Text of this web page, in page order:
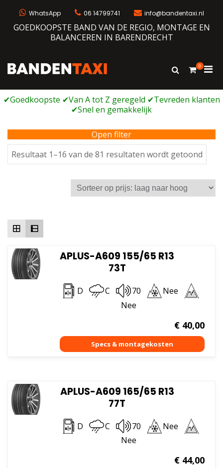
WhatsApp 06 14799741 info@bandentaxi.nl
GOEDKOOPSTE BAND VAN DE REGIO, MONTAGE EN
BALANCEREN IN BARENDRECHT
Bandengarage met eigen webshop
Toon
0
voor
Open filter
Resultaat 1–16 van de 81 resultaten wordt getoond
op
prijs:
laag
APLUS-A609 155/65 R13
73T
D C 70
Nee
Nee
€40,00
APLUS-A609 165/65 R13
77T
D C 70
Nee
Nee
€44,00